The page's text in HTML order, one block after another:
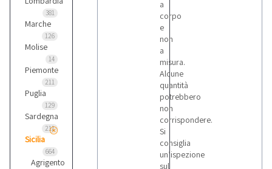
Opel
Peugeot
Renault
1
381
Marche
126
Molise
14
Piemonte
211
Puglia
129
Sardegna
211
Sicilia
664
Agrigento
a
corpo
e
non
a
misura.
Alcune
quantità
potrebbero
non
corrispondere.
Si
consiglia
un’ispezione
sul